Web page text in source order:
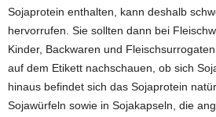
Sojaprotein enthalten, kann deshalb
hervorrufen. Sie sollten dann bei
Kinder, Backwaren und
auf dem Etikett nachschauen, ob sich
hinaus befindet sich das Sojaprotein
Sojawürfeln sowie in Sojakapseln, die